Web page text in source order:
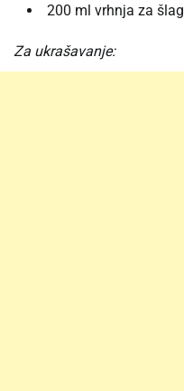
200 ml vrhnja za šlag
Za ukrašavanje: